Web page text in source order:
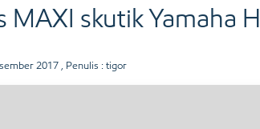
MAXI skutik Yamaha
2017 , Penulis : tigor